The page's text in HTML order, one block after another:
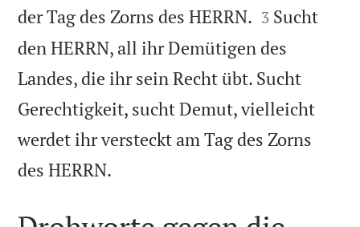
der Tag des Zorns des HERRN. 

3 Sucht
den HERRN, all ihr Demütigen des
Landes, die ihr sein Recht übt. Sucht
Gerechtigkeit, sucht Demut, vielleicht
werdet ihr versteckt am Tag des Zorns
des HERRN.